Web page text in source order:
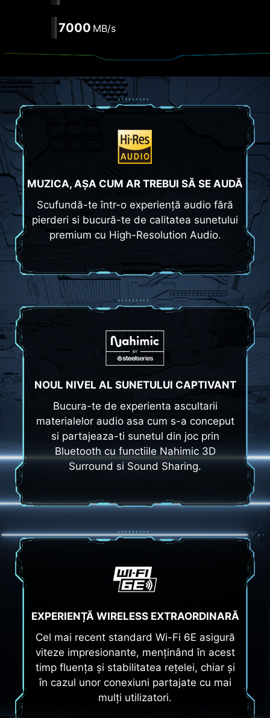
7000 MB/s
MUZICA, AȘA CUM AR TREBUI SĂ SE AUDĂ
Scufundă-te într-o experiență audio fără
pierderi si bucură-te de calitatea sunetului
premium cu High-Resolution Audio.
NOUL NIVEL AL SUNETULUI CAPTIVANT
Bucura-te de experienta ascultarii
materialelor audio asa cum s-a conceput
si partajeaza-ti sunetul din joc prin
Bluetooth cu functiile Nahimic 3D
Surround si Sound Sharing.
EXPERIENȚĂ WIRELESS EXTRAORDINARĂ
Cel mai recent standard Wi-Fi 6E asigură
viteze impresionante, menținând în acest
timp fluența și stabilitatea rețelei, chiar și
în cazul unor conexiuni partajate cu mai
mulți utilizatori.